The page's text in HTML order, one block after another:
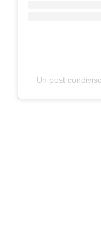
Un post